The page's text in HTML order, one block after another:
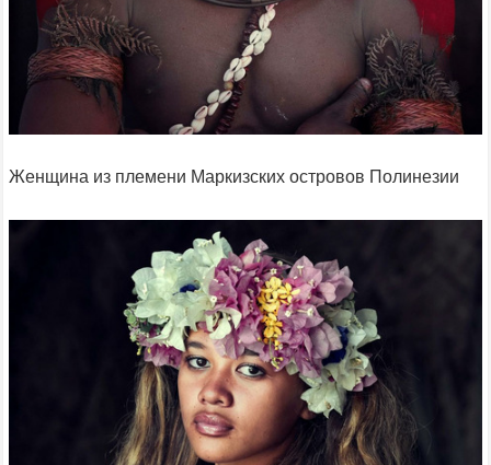
Женщина из племени Маркизских островов Полинезии